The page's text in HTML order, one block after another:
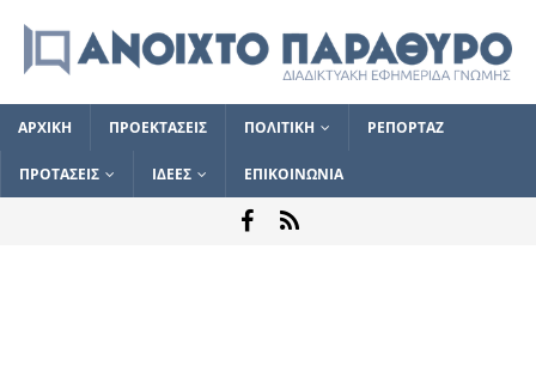
ΑΡΧΙΚΗ ΠΡΟΕΚΤΑΣΕΙΣ ΠΟΛΙΤΙΚΗ ΡΕΠΟΡΤΑΖ
ΠΡΟΤΑΣΕΙΣ ΙΔΕΕΣ ΕΠΙΚΟΙΝΩΝΙΑ